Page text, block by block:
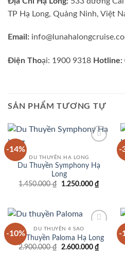
TP Hạ Long, Quảng Ninh, Việt
Email:
Điện Thoại: 1900 9318 Hotline:
SẢN PHẨM TƯƠNG TỰ
-14%
wishlist
DU THUYỀN HẠ LONG
Du Thuyền Symphony Hạ
Long
1.450.000₫
Giá
1.250.000 ₫Giá
hiện
-
-10%
wishlist
DU THUYỀN 4 SAO
Du Thuyền Paloma Hạ Long
2.900.000₫
Giá
2.600.000 ₫Giá
-